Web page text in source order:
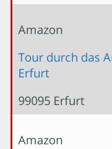
Amazon
Tour durch das
Erfurt
99095 Erfurt
Amazon